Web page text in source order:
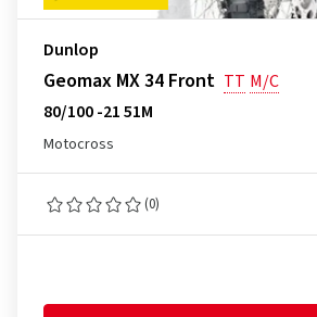
Dunlop
Geomax MX 34 Front TT M/C
80/100 -21 51M
Motocross
(0)